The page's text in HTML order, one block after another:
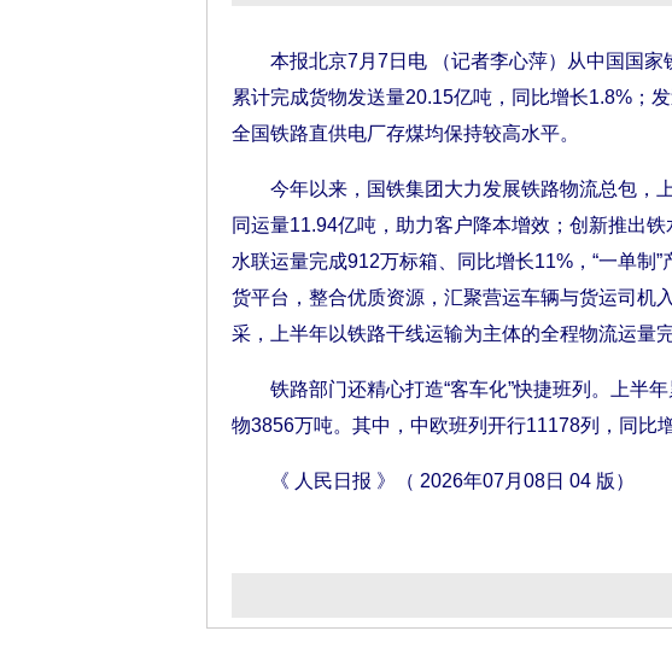
本报北京7月7日电 （记者李心萍）从中国国家
累计完成货物发送量20.15亿吨，同比增长1.8%；
全国铁路直供电厂存煤均保持较高水平。
今年以来，国铁集团大力发展铁路物流总包，
同运量11.94亿吨，助力客户降本增效；创新推出
水联运量完成912万标箱、同比增长11%，“一单制
货平台，整合优质资源，汇聚营运车辆与货运司机
采，上半年以铁路干线运输为主体的全程物流运量
铁路部门还精心打造“客车化”快捷班列。上半年
物3856万吨。其中，中欧班列开行11178列，同比
《 人民日报 》（ 2026年07月08日 04 版）